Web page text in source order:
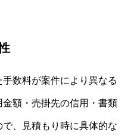
数料が案件により異なる
額・売掛先の信用・書類
、見積もり時に具体的な